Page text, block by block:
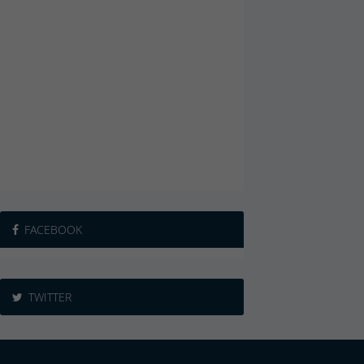
FACEBOOK
TWITTER